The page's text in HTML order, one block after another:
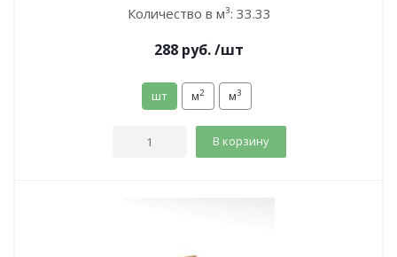
Количество в м³: 33.33
288 руб./шт
шт м2 м3
В корзину